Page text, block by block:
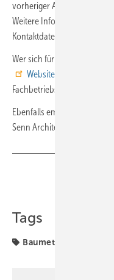
vorheriger Anmeldung
Weitere Infos zur
Kontaktdaten sind
Wer sich für die
Website
Fachbetriebs Krapf AG.
Ebenfalls empfehlenswert
Senn Architekten aus
Tags
Baumetall Extra